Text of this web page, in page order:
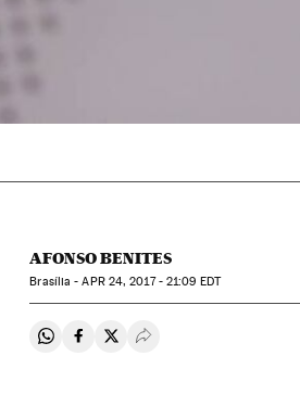
AFONSO BENITES
Brasília -APR24, 2017 - 21:09 EDT
Compartir en Whatsapp
Compartir en Facebook
Compartir en Twitter
Desplegar Redes